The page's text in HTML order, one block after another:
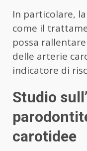
In particolare,
come il
possa
delle arterie
indicatore di
Studio
carotidee